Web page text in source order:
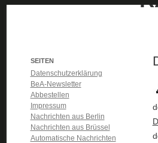
SEITEN
Datenschutzerklärung
BeA-Newsletter
Abbestellen
Impressum
Nachrichten aus Berlin
Nachrichten aus Brüssel
Automatische Nachrichten